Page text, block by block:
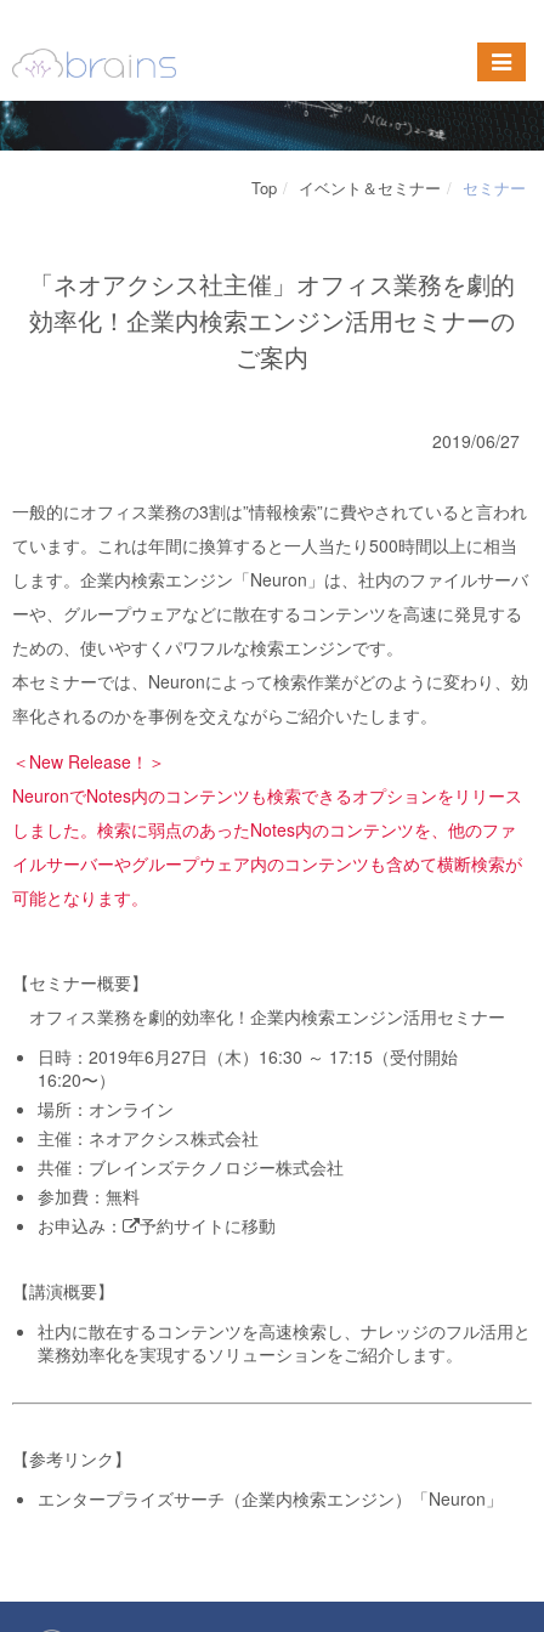
Top イベント＆セミナー セミナー
「ネオアクシス社主催」オフィス業務を劇的
効率化！企業内検索エンジン活用セミナーの
ご案内
2019/06/27
一般的にオフィス業務の3割は”情報検索”に費やされていると言われ
ています。これは年間に換算すると一人当たり500時間以上に相当
します。企業内検索エンジン「Neuron」は、社内のファイルサーバ
ーや、グループウェアなどに散在するコンテンツを高速に発見する
ための、使いやすくパワフルな検索エンジンです。
本セミナーでは、Neuronによって検索作業がどのように変わり、効
率化されるのかを事例を交えながらご紹介いたします。
＜New Release！＞
NeuronでNotes内のコンテンツも検索できるオプションをリリース
しました。検索に弱点のあったNotes内のコンテンツを、他のファ
イルサーバーやグループウェア内のコンテンツも含めて横断検索が
可能となります。
【セミナー概要】
オフィス業務を劇的効率化！企業内検索エンジン活用セミナー
日時：2019年6月27日（木）16:30 ～ 17:15（受付開始
16:20〜）
場所：オンライン
主催：ネオアクシス株式会社
共催：ブレインズテクノロジー株式会社
参加費：無料
お申込み：
予約サイトに移動
【講演概要】
社内に散在するコンテンツを高速検索し、ナレッジのフル活用と
業務効率化を実現するソリューションをご紹介します。
【参考リンク】
エンタープライズサーチ（企業内検索エンジン）「Neuron」